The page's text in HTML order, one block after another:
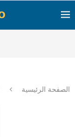
الصفحة الرئيسية